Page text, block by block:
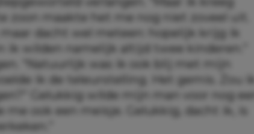
zoon maakte het me nog niet zoveel uit.
dacht wel meteen: hopelijk krijg ik
ik wilden namelijk altijd twee kinderen.”
“Natuurlijk was ik ook blij met mijn
ik de teleurstelling. Het gemis. Zou ik
Gelukkig wilde mijn man voor nog een
me ook een meisje. Gelukkig, dacht ik, is